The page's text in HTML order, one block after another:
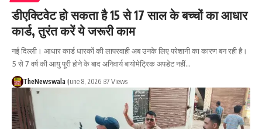
डीएक्टिवेट हो सकता है 15 से 17 साल के बच्चों का आधार
कार्ड, तुरंत करें ये जरूरी काम
नई दिल्ली। आधार कार्ड धारकों की लापरवाही अब उनके लिए परेशानी का कारण बन रही है।
5 से 7 वर्ष की आयु पूरी होने के बाद अनिवार्य बायोमेट्रिक अपडेट नहीं…
TheNewswala June 8, 2026 37 Views